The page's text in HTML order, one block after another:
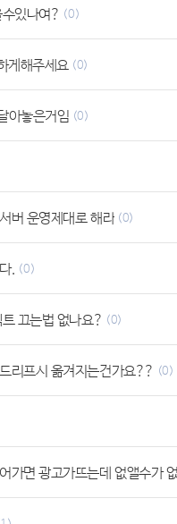
있나여? (0)
게해주세요 (0)
아놓은거임 (0)
버 운영제대로 해라 (0)
. (0)
끄는법 없나요? (0)
리프시 옮겨지는건가요?? (0)
가면 광고가뜨는데 없앨수가